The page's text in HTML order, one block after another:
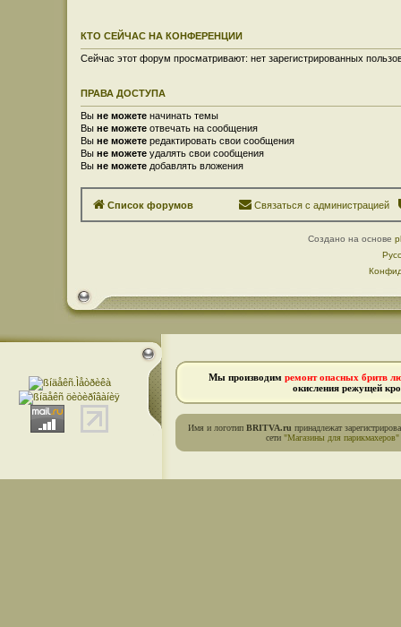
КТО СЕЙЧАС НА КОНФЕРЕНЦИИ
Сейчас этот форум просматривают: нет зарегистрированных
ПРАВА ДОСТУПА
Вы не можете начинать темы
Вы не можете отвечать на сообщения
Вы не можете редактировать свои сообщения
Вы не можете удалять свои сообщения
Вы не можете добавлять вложения
Список форумов Связаться с администрацией
Создано на основе
Мы производим ремонт опасных бритв
окисления режущей
Имя и логотип BRITVA.ru принадлежат
сети "Магазины для парикмахеров"